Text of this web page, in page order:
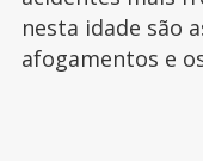
nesta idade são
afogamentos e